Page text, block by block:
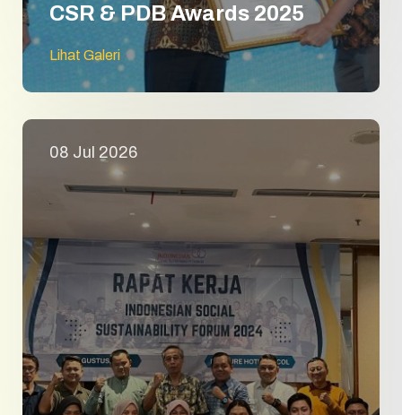
CSR & PDB Awards 2025
Lihat Galeri
08 Jul 2026